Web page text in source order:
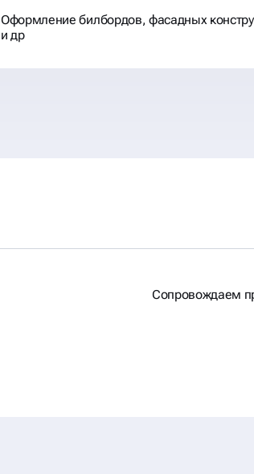
Оформление билбордов, фасадных
и др
Сопровождаем